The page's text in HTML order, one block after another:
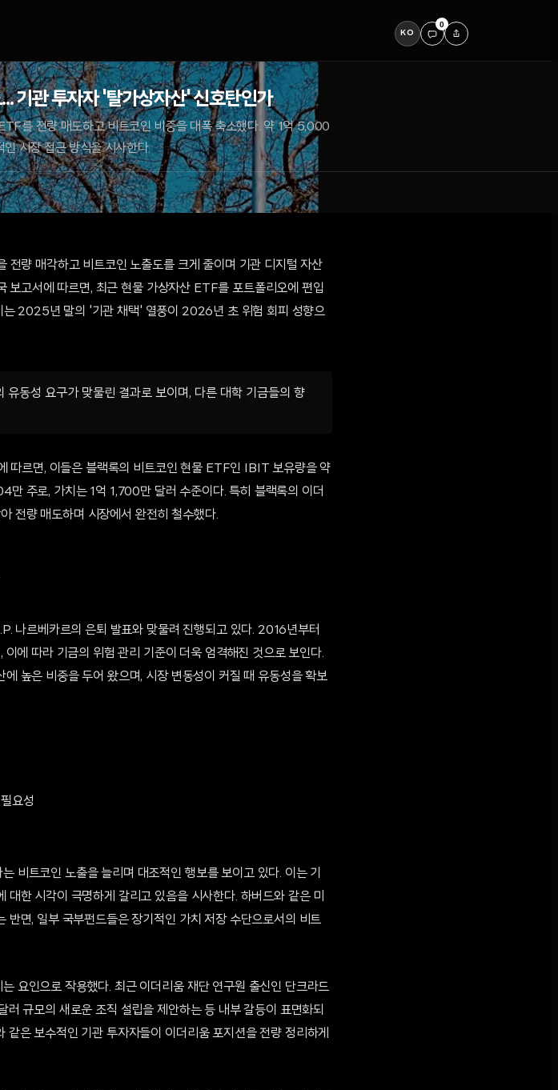
KO
0
기관 투자자 '탈가상자산' 신호탄인가
를 전량 매도하고 비트코인 비중을 대폭 축소했다. 약 1억 5,000
시장 접근 방식을 시사한다.
량 매각하고 비트코인 노출도를 크게 줄이며 기관 디지털 자산
고서에 따르면, 최근 현물 가상자산 ETF를 포트폴리오에 편입
는 2025년 말의 '기관 채택' 열풍이 2026년 초 위험 회피 성향으
동성 요구가 맞물린 결과로 보이며, 다른 대학 기금들의 향
따르면, 이들은 블랙록의 비트코인 현물 ETF인 IBIT 보유량을 약
주로, 가치는 1억 1,700만 달러 수준이다. 특히 블랙록의 이더
전량 매도하며 시장에서 완전히 철수했다.
나르베카르의 은퇴 발표와 맞물려 진행되고 있다. 2016년부터
에 따라 기금의 위험 관리 기준이 더욱 엄격해진 것으로 보인다.
높은 비중을 두어 왔으며, 시장 변동성이 커질 때 유동성을 확보
요성
비트코인 노출을 늘리며 대조적인 행보를 보이고 있다. 이는 기
한 시각이 극명하게 갈리고 있음을 시사한다. 하버드와 같은 미
면, 일부 국부펀드들은 장기적인 가치 저장 수단으로서의 비트
요인으로 작용했다. 최근 이더리움 재단 연구원 출신인 단크라드
규모의 새로운 조직 설립을 제안하는 등 내부 갈등이 표면화되
은 보수적인 기관 투자자들이 이더리움 포지션을 전량 정리하게